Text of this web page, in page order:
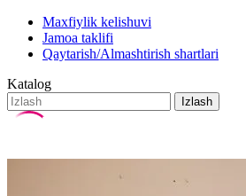
Maxfiylik kelishuvi
Jamoa taklifi
Qaytarish/Almashtirish shartlari
Katalog
Izlash